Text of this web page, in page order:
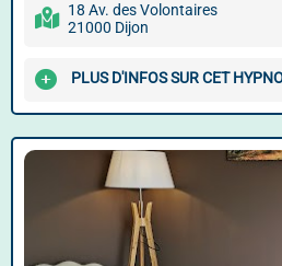
18 Av. des Volontaires
21000 Dijon
PLUS D'INFOS SUR CET